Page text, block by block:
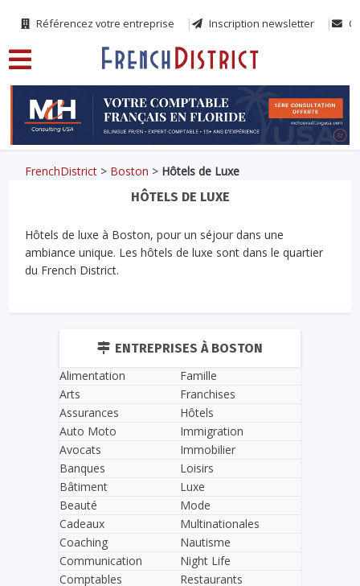
Référencez votre entreprise Inscription newsletter
FrenchDistrict > Boston > Hôtels de Luxe
HÔTELS DE LUXE
Hôtels de luxe à Boston, pour un séjour dans une
ambiance unique. Les hôtels de luxe sont dans le quartier
du French District.
ENTREPRISES À BOSTON
Alimentation
Arts
Assurances
Auto Moto
Avocats
Banques
Bâtiment
Beauté
Cadeaux
Coaching
Communication
Comptables
Famille
Franchises
Hôtels
Immigration
Immobilier
Loisirs
Luxe
Mode
Multinationales
Nautisme
Night Life
Restaurants